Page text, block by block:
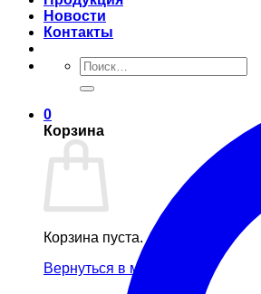
Новости
Контакты
Искать:
0
Корзина
Корзина пуста.
Вернуться в магазин